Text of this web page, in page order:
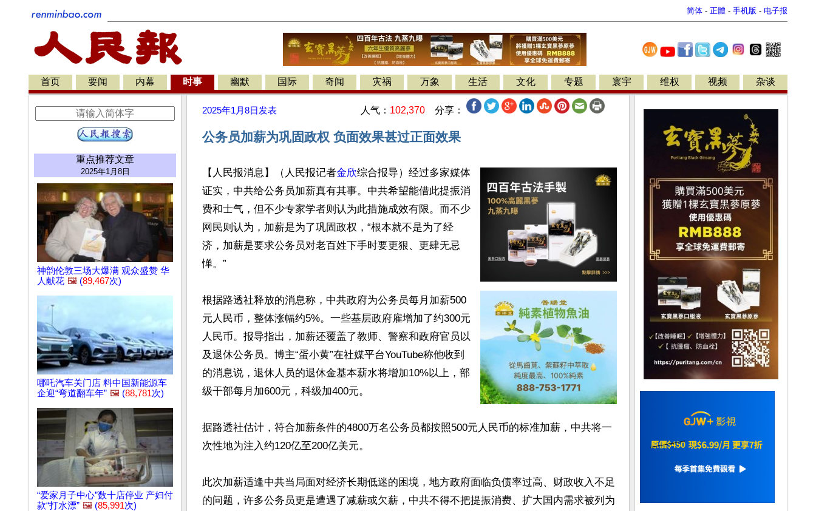
简体 - 正體 - 手机版 - 电子报
首页 要闻 内幕 时事 幽默 国际 奇闻 灾祸 万象 生活 文化 专题 寰宇 维权 视频 杂谈
重点推荐文章
2025年1月8日
神韵伦敦三场大爆满 观众盛赞 华
人献花 🖼️ (89,467次)
哪吒汽车关门店 料中国新能源车
企迎“弯道翻车年” 🖼️ (88,781次)
“爱家月子中心”数十店停业 产妇付
款“打水漂” 🖼️ (85,991次)
2025年1月8日 发表 人气： 102,370 分享：
公务员加薪为巩固政权 负面效果甚过正面效果
【人民报消息】（人民报记者金欣综合报导）经过多家媒体
证实，中共给公务员加薪真有其事。中共希望能借此提振消
费和士气，但不少专家学者则认为此措施成效有限。而不少
网民则认为，加薪是为了巩固政权，“根本就不是为了经
济，加薪是要求公务员对老百姓下手时要更狠、更肆无忌
惮。”
根据路透社释放的消息称，中共政府为公务员每月加薪500
元人民币，整体涨幅约5%。一些基层政府雇增加了约300元
人民币。报导指出，加薪还覆盖了教师、警察和政府官员以
及退休公务员。博主“蛋小黄”在社媒平台YouTube称他收到
的消息说，退休人员的退休金基本薪水将增加10%以上，部
级干部每月加600元，科级加400元。
据路透社估计，符合加薪条件的4800万名公务员都按照500元人民币的标准加薪，中共将一
次性地为注入约120亿至200亿美元。
此次加薪适逢中共当局面对经济长期低迷的困境，地方政府面临负债率过高、财政收入不足
的问题，许多公务员更是遭遇了减薪或欠薪，中共不得不把提振消费、扩大国内需求被列为